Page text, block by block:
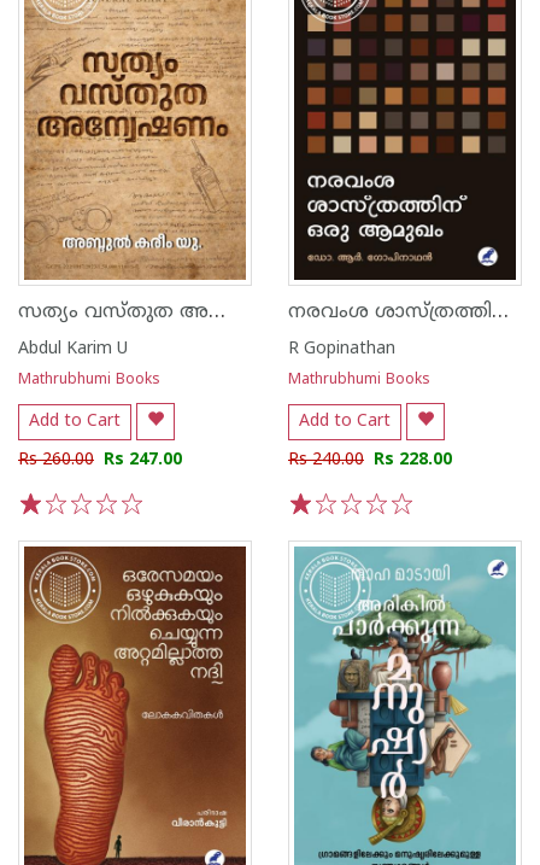
സത്യം വസ്തുത അന്വേഷണം
Abdul Karim U
Mathrubhumi Books
Add to Cart
Rs 260.00 Rs 247.00
നരവംശ ശാസ്ത്രത്തിന്‌ ഒരു ആമുഖം
R Gopinathan
Mathrubhumi Books
Add to Cart
Rs 240.00 Rs 228.00